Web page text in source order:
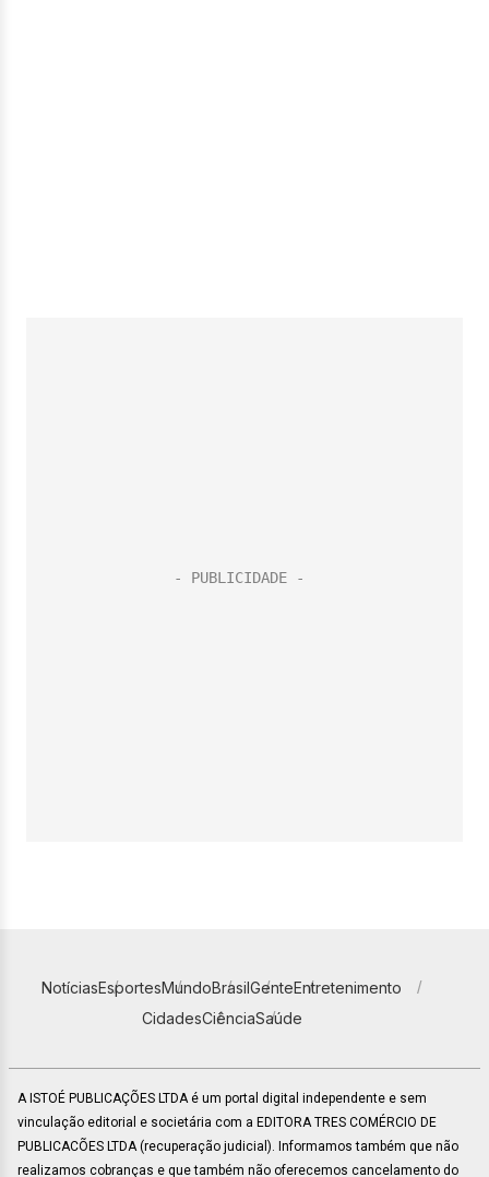
NotíciasEsportesMundoBrasilGenteEntretenimento
CidadesCiênciaSaúde
A ISTOÉ PUBLICAÇÕES LTDA é um portal digital independente e sem
vinculação editorial e societária com a EDITORA TRES COMÉRCIO DE
PUBLICACÕES LTDA (recuperação judicial). Informamos também que não
realizamos cobranças e que também não oferecemos cancelamento do